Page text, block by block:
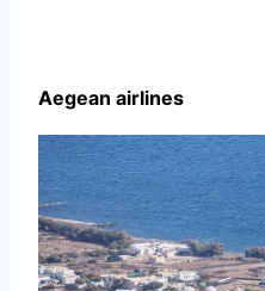
Aegean airlines